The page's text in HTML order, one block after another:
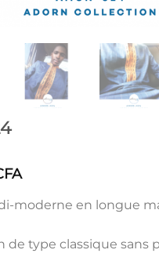
moderne en longue
de type classique sans